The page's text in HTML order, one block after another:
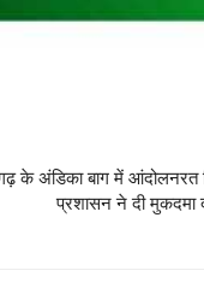
के अंडिका बाग में आंदोलनरत
प्रशासन ने दी मुकदमा